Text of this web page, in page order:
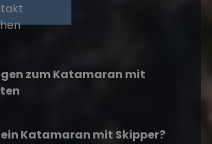
zum Katamaran mit
Katamaran mit Skipper?